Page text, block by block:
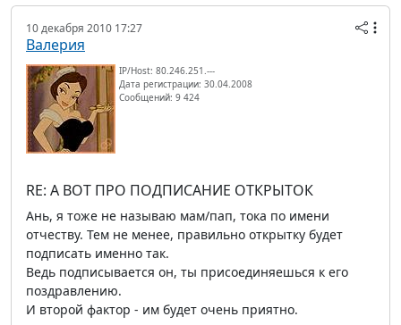
10 декабря 2010 17:27
Валерия
IP/Host: 80.246.251.---
Дата регистрации: 30.04.2008
Сообщений: 9 424
RE: А ВОТ ПРО ПОДПИСАНИЕ ОТКРЫТОК
Ань, я тоже не называю мам/пап, тока по имени
отчеству. Тем не менее, правильно открытку будет
подписать именно так.
Ведь подписывается он, ты присоединяешься к его
поздравлению.
И второй фактор - им будет очень приятно.